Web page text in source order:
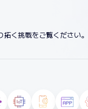
く挑戦をご覧ください。